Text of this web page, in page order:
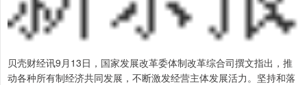
贝壳财经讯9月13日，国家发展改革委体制改革综合司撰文指出，推
动各种所有制经济共同发展，不断激发经营主体发展活力。坚持和落